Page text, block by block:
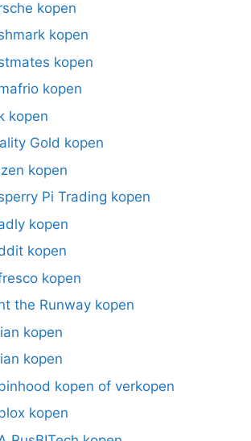
kopen
kopen
kopen
kopen
kopen
Gold kopen
kopen
Pi Trading kopen
kopen
kopen
kopen
the Runway kopen
kopen
kopen
kopen of verkopen
kopen